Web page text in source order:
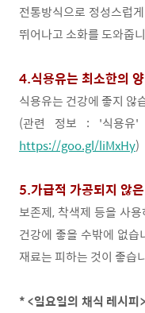
전통방식으로 정성스럽
뛰어나고 소화를 도와줍
4.식용유는 최소한의
식용유는 건강에 좋지 않
(관련 정보 : '식용유'
https://goo.gl/liMxHy)
5.가급적 가공되지 않
보존제, 착색제 등을 사
건강에 좋을 수밖에 없
재료는 피하는 것이 좋습
* <일요일의 채식 레시